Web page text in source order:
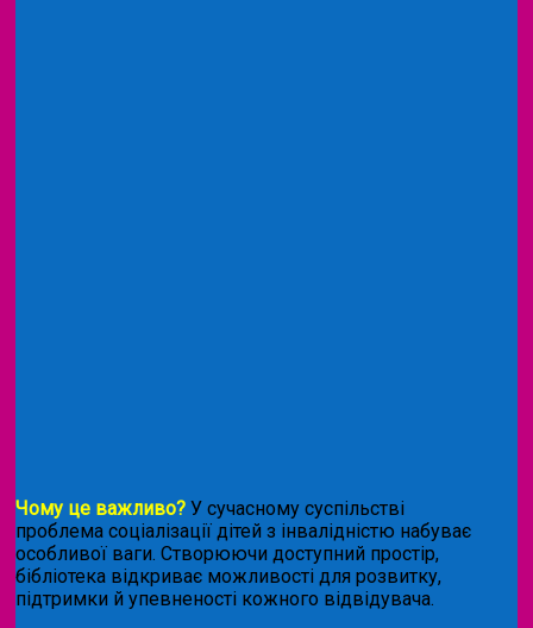
Чому це важливо? У сучасному суспільстві
проблема соціалізації дітей з інвалідністю набуває
особливої ваги. Створюючи доступний простір,
бібліотека відкриває можливості для розвитку,
підтримки й упевненості кожного відвідувача.